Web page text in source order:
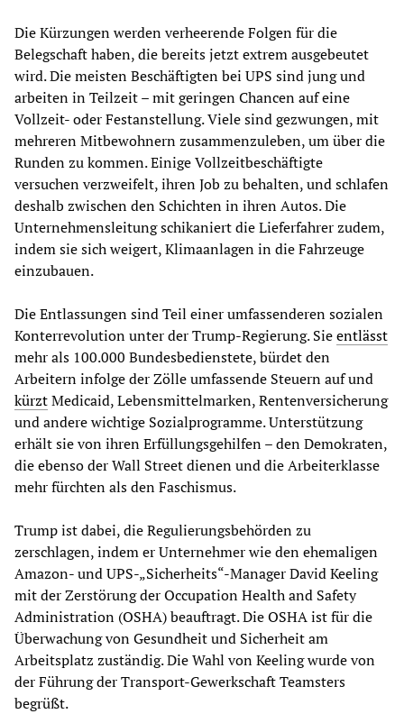
Die Kürzungen werden verheerende Folgen für die
Belegschaft haben, die bereits jetzt extrem ausgebeutet
wird. Die meisten Beschäftigten bei UPS sind jung und
arbeiten in Teilzeit – mit geringen Chancen auf eine
Vollzeit- oder Festanstellung. Viele sind gezwungen, mit
mehreren Mitbewohnern zusammenzuleben, um über die
Runden zu kommen. Einige Vollzeitbeschäftigte
versuchen verzweifelt, ihren Job zu behalten, und schlafen
deshalb zwischen den Schichten in ihren Autos. Die
Unternehmensleitung schikaniert die Lieferfahrer zudem,
indem sie sich weigert, Klimaanlagen in die Fahrzeuge
einzubauen.
Die Entlassungen sind Teil einer umfassenderen sozialen
Konterrevolution unter der Trump-Regierung. Sieentlässt
mehr als 100.000 Bundesbedienstete, bürdet den
Arbeitern infolge der Zölle umfassende Steuern auf und
kürztMedicaid, Lebensmittelmarken, Rentenversicherung
und andere wichtige Sozialprogramme. Unterstützung
erhält sie von ihren Erfüllungsgehilfen – den Demokraten,
die ebenso der Wall Street dienen und die Arbeiterklasse
mehr fürchten als den Faschismus.
Trump ist dabei, die Regulierungsbehörden zu
zerschlagen, indem er Unternehmer wie den ehemaligen
Amazon- und UPS-„Sicherheits“-Manager David Keeling
mit der Zerstörung der Occupation Health and Safety
Administration (OSHA) beauftragt. Die OSHA ist für die
Überwachung von Gesundheit und Sicherheit am
Arbeitsplatz zuständig. Die Wahl von Keeling wurde von
der Führung der Transport-Gewerkschaft Teamsters
begrüßt.